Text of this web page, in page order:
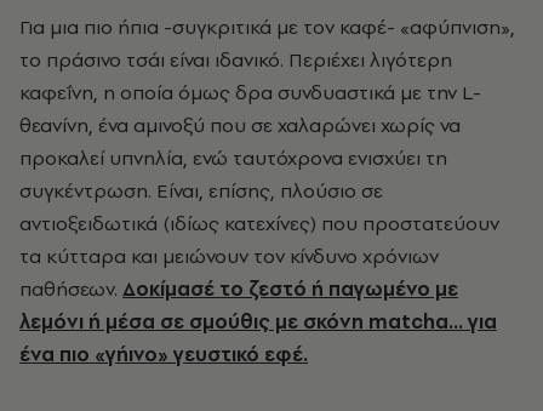
Για μια πιο ήπια -συγκριτικά με τον καφέ- «αφύπνιση»,
το πράσινο τσάι είναι ιδανικό. Περιέχει λιγότερη
καφεΐνη, η οποία όμως δρα συνδυαστικά με την L-
θεανίνη, ένα αμινοξύ που σε χαλαρώνει χωρίς να
προκαλεί υπνηλία, ενώ ταυτόχρονα ενισχύει τη
συγκέντρωση. Είναι, επίσης, πλούσιο σε
αντιοξειδωτικά (ιδίως κατεχίνες) που προστατεύουν
τα κύτταρα και μειώνουν τον κίνδυνο χρόνιων
παθήσεων. Δοκίμασέ το ζεστό ή παγωμένο με
λεμόνι ή μέσα σε σμούθις με σκόνη matcha… για
ένα πιο «γήινο» γευστικό εφέ.